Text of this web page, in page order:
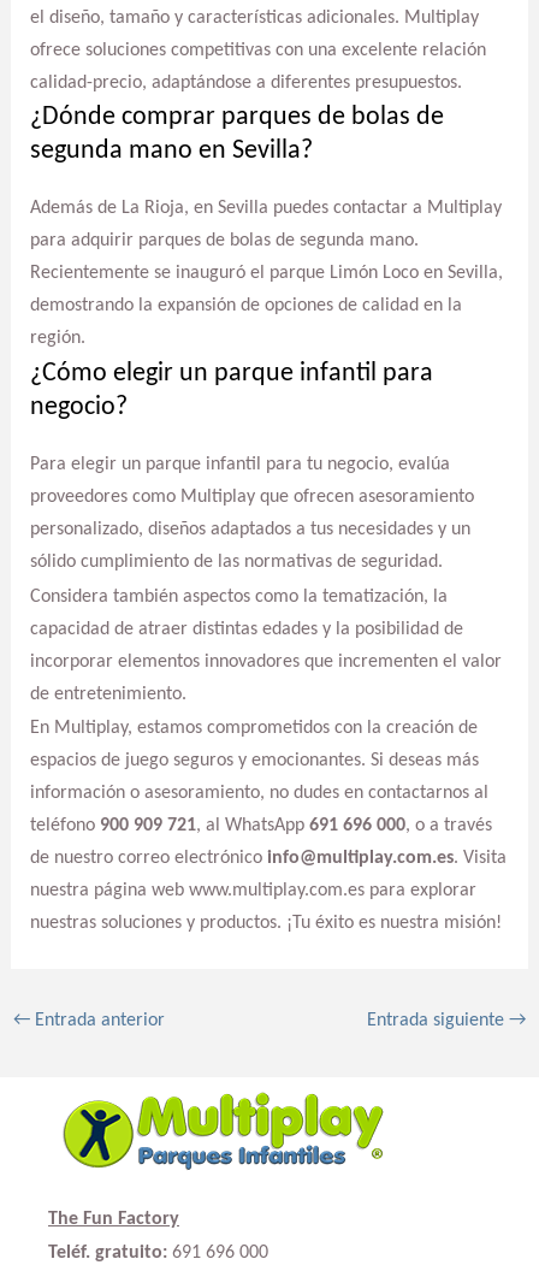
el diseño, tamaño y características adicionales. Multiplay
ofrece soluciones competitivas con una excelente relación
calidad-precio, adaptándose a diferentes presupuestos.
¿Dónde comprar parques de bolas de
segunda mano en Sevilla?
Además de La Rioja, en Sevilla puedes contactar a Multiplay
para adquirir parques de bolas de segunda mano.
Recientemente se inauguró el parque Limón Loco en Sevilla,
demostrando la expansión de opciones de calidad en la
región.
¿Cómo elegir un parque infantil para
negocio?
Para elegir un parque infantil para tu negocio, evalúa
proveedores como Multiplay que ofrecen asesoramiento
personalizado, diseños adaptados a tus necesidades y un
sólido cumplimiento de las normativas de seguridad.
Considera también aspectos como la tematización, la
capacidad de atraer distintas edades y la posibilidad de
incorporar elementos innovadores que incrementen el valor
de entretenimiento.
En Multiplay, estamos comprometidos con la creación de
espacios de juego seguros y emocionantes. Si deseas más
información o asesoramiento, no dudes en contactarnos al
teléfono 900 909 721, al WhatsApp 691 696 000, o a través
de nuestro correo electrónico info@multiplay.com.es. Visita
nuestra página web www.multiplay.com.es para explorar
nuestras soluciones y productos. ¡Tu éxito es nuestra misión!
←Entrada anterior Entrada siguiente→
The Fun Factory
Teléf. gratuito: 691 696 000